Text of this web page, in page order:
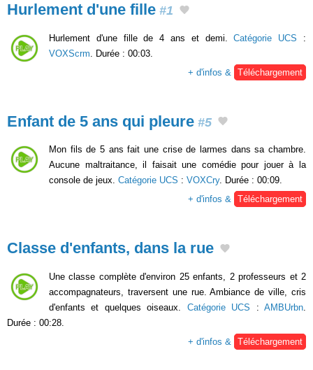
Hurlement d'une fille #1
Hurlement d'une fille de 4 ans et demi.Catégorie UCS :
VOXScrm . Durée : 00:03.
+ d'infos &
Téléchargement
Enfant de 5 ans qui pleure #5
Mon fils de 5 ans fait une crise de larmes dans sa chambre.
Aucune maltraitance, il faisait une comédie pour jouer à la
console de jeux. Catégorie UCS : VOXCry. Durée : 00:09.
+ d'infos & Téléchargement
Classe d'enfants, dans la rue
Une classe complète d'environ 25 enfants, 2 professeurs et 2
accompagnateurs, traversent une rue. Ambiance de ville, cris
d'enfants et quelques oiseaux. Catégorie UCS :AMBUrbn
Durée : 00:28.
+ d'infos &
Téléchargement